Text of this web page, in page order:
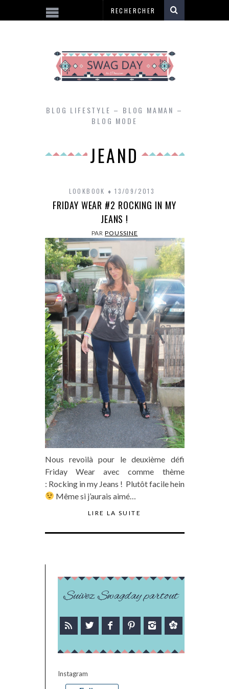
BLOG LIFESTYLE – BLOG MAMAN –
BLOG MODE
JEAND
LOOKBOOK 13/09/2013
FRIDAY WEAR #2 ROCKING IN MY
JEANS !
PARPOUSSINE
Nous revoilà pour le deuxième défi
Friday Wear avec comme thème
: Rocking in my Jeans ! Plutôt facile hein
Même si j’aurais aimé…
LIRE LA SUITE
Suivez Swagday partout
Instagram